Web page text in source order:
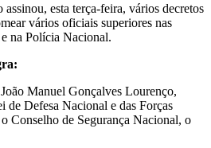
esta terça-feira, vários decretos
vários oficiais superiores nas
na Polícia Nacional.
Manuel Gonçalves Lourenço,
de Defesa Nacional e das Forças
Conselho de Segurança Nacional, o